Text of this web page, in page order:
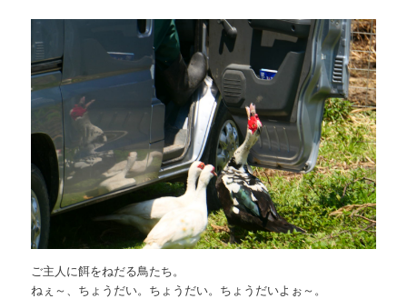
ご主人に餌をねだる鳥たち。
ねぇ～、ちょうだい。ちょうだい。ちょうだいよぉ～。